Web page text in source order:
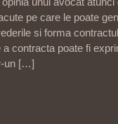
pe care le poate
si forma
contracta poate fi
un […]